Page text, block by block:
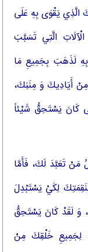
الَّذِي يَقْوَى بِهِ عَلَى
الَّتِي تَسَبَّبَ
لَذَهَبَ بِجَمِيعِ مَا
أَيَادِيكَ وَ مِنَنِكَ،
كَانَ يَسْتَحِقُّ شَيْئاً
مَنْ تَعَبَّدَ لَكَ، فَأَمَّا
لِكَيْ يَسْتَبْدِلَ
وَ لَقَدْ كَانَ يَسْتَحِقُّ
لِجَمِيعِ خَلْقِكَ مِنْ